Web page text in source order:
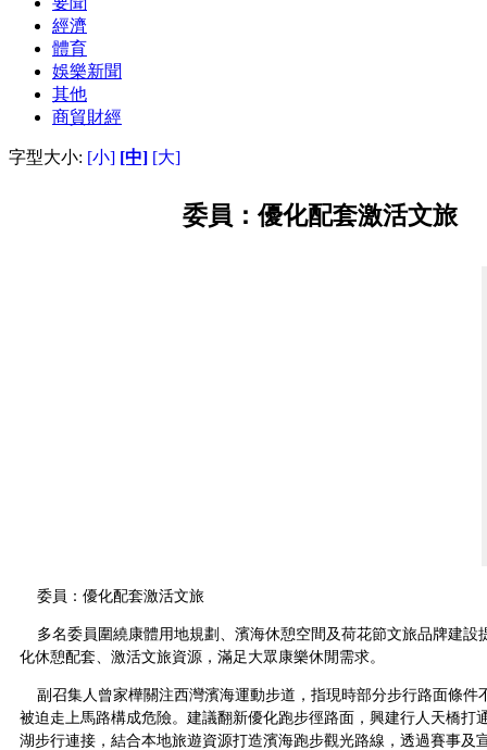
經濟
體育
娛樂新聞
其他
商貿財經
字型大小: [小] [中] [大]
委員：優化配套激活文旅
委員：優化配套激活文旅
多名委員圍繞康體用地規劃、濱海休憩空間及荷花節文旅品牌建設
化休憩配套、激活文旅資源，滿足大眾康樂休閒需求。
副召集人曾家樺關注西灣濱海運動步道，指現時部分步行路面條件
被迫走上馬路構成危險。建議翻新優化跑步徑路面，興建行人天橋打
湖步行連接，結合本地旅遊資源打造濱海跑步觀光路線，透過賽事及